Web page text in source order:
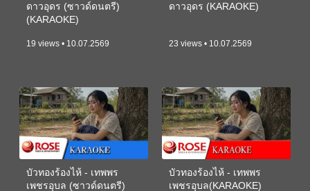
ดาวอุดร (ซาวด์ดนตรี)
(KARAOKE)
19 views • 10.07.2569
ดาวอุดร (KARAOKE)
23 views • 10.07.2569
บัวทองร้องไห้ - เทพพร
เพชรอุบล (ซาวด์ดนตรี)
บัวทองร้องไห้ - เทพพร
เพชรอุบล(KARAOKE)